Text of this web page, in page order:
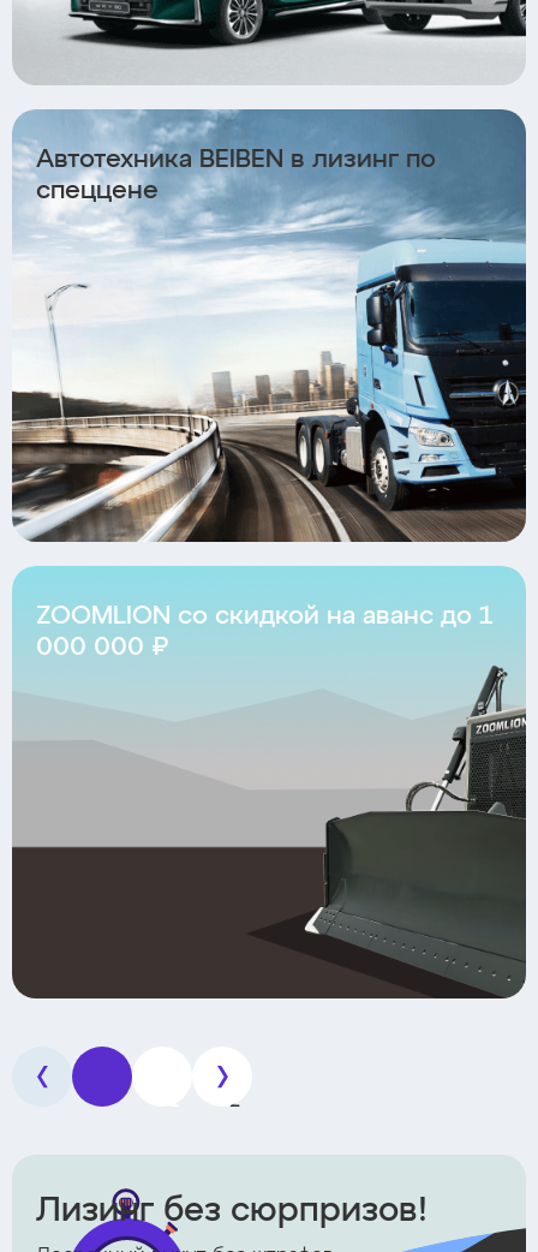
Автотехника BEIBEN в лизинг по
спеццене
ZOOMLION со скидкой на аванс до 1
000 000 ₽
2
Лизинг без сюрпризов!